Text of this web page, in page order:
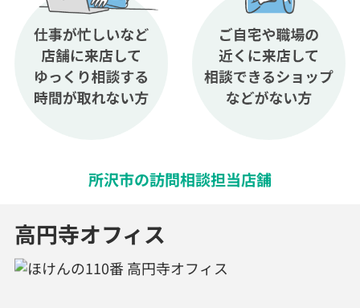
所沢市の訪問相談担当店舗
高円寺オフィス